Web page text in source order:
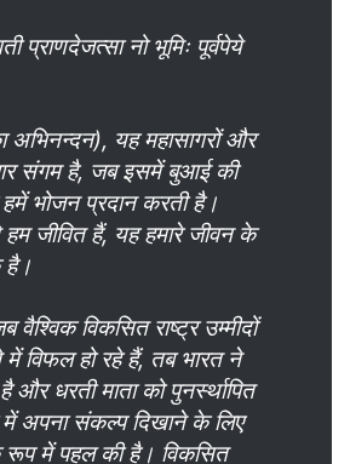
प्राणदेजत्सा नो भूमिः पूर्वपेये
अभिनन्दन), यह महासागरों और
संगम है, जब इसमें बुआई की
हमें भोजन प्रदान करती है।
जीवित हैं, यह हमारे जीवन के
है।
विकसित राष्ट्र उम्मीदों
विफल हो रहे हैं, तब भारत ने
है और धरती माता को पुनर्स्थापित
में अपना संकल्प दिखाने के लिए
रूप में पहल की है। विकसित